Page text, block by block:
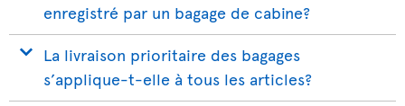
enregistré par un bagage de cabine?
La livraison prioritaire des bagages
s’applique-t-elle à tous les articles?